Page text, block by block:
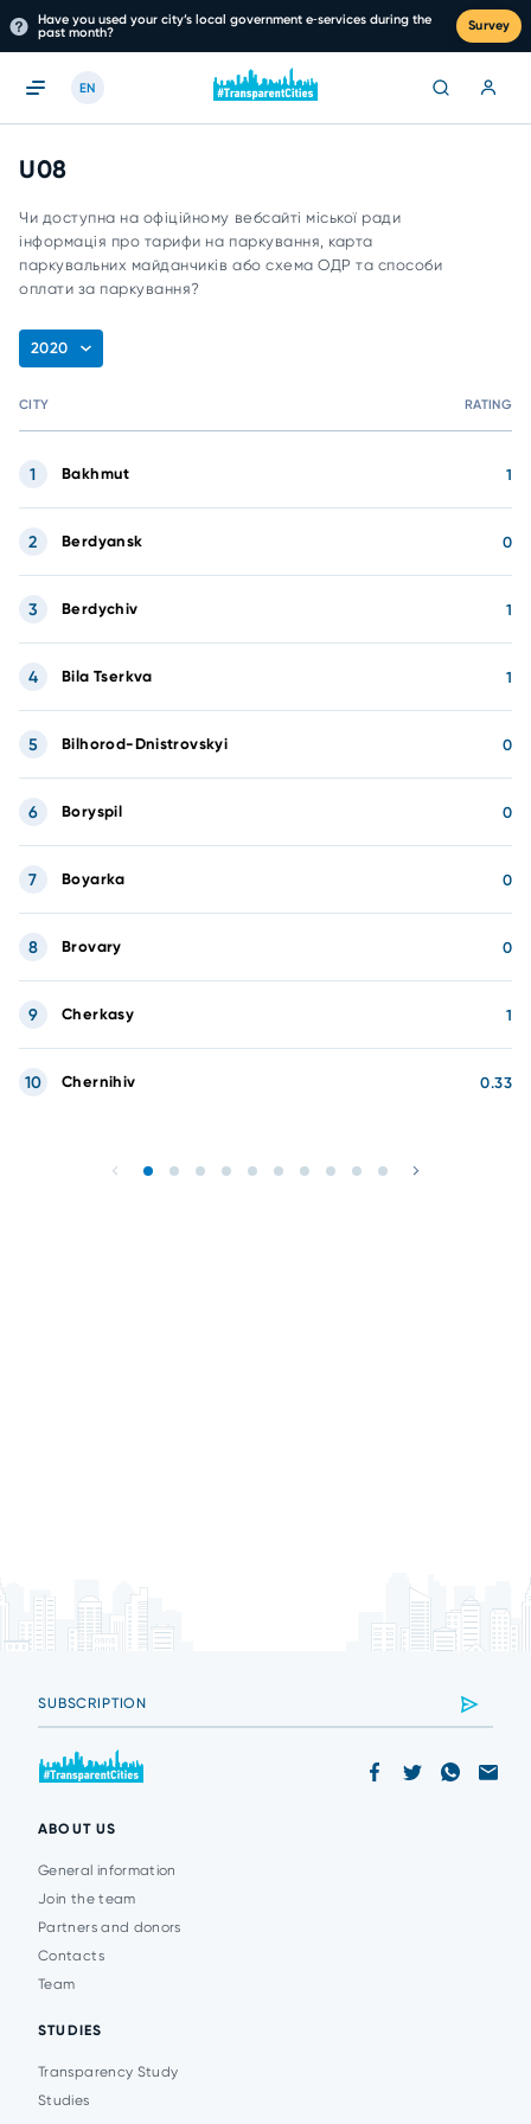
Have you used your city’s local government e‑services during the
past month?
Survey
EN
U08
Чи доступна на офіційному вебсайті міської ради
інформація про тарифи на паркування, карта
паркувальних майданчиків або схема ОДР та способи
оплати за паркування?
2020
CITY RATING
Bakhmut 1
1
Berdyansk 0
2
Berdychiv 1
3
Bila Tserkva 1
4
Bilhorod-Dnistrovskyi 0
5
Boryspil 0
6
Boyarka 0
7
Brovary 0
8
Cherkasy 1
9
Chernihiv 0.33
10
ABOUT US
General information
Join the team
Partners and donors
Contacts
Team
STUDIES
Transparency Study
Studies